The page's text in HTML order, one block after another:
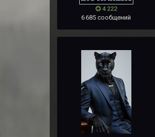
4 222
6 685 сообщений